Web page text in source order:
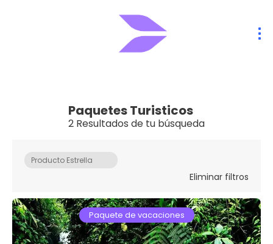
Paquetes Turisticos
2 Resultados de tu búsqueda
Producto Estrella
Eliminar filtros
Paquete de vacaciones